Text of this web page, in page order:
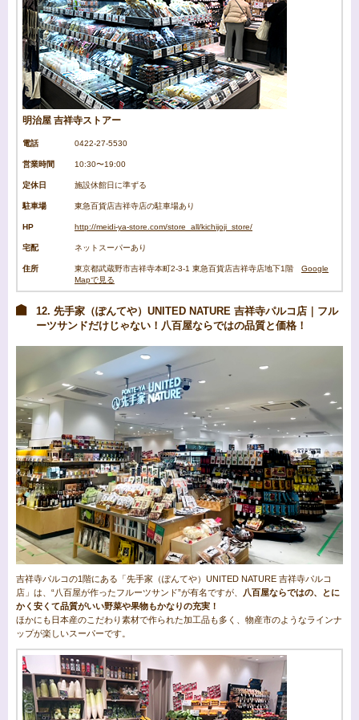
明治屋 吉祥寺ストアー
電話 0422-27-5530
営業時間 10:30〜19:00
定休日 施設休館日に準ずる
駐車場 東急百貨店吉祥寺店の駐車場あり
HP http://meidi-ya-store.com/store_all/kichijoji_store/
宅配 ネットスーパーあり
住所 東京都武蔵野市吉祥寺本町2-3-1 東急百貨店吉祥寺店地下1階 Google
Mapで見る
12. 先手家（ぽんてや）UNITED NATURE 吉祥寺パルコ店｜フル
ーツサンドだけじゃない！八百屋ならではの品質と価格！
吉祥寺パルコの1階にある「先手家（ぽんてや）UNITED NATURE 吉祥寺パルコ
店」は、“八百屋が作ったフルーツサンド”が有名ですが、
八百屋ならではの、とに
かく安くて品質がいい野菜や果物もかなりの充実！
ほかにも日本産のこだわり素材で作られた加工品も多く、物産市のようなラインナ
ップが楽しいスーパーです。